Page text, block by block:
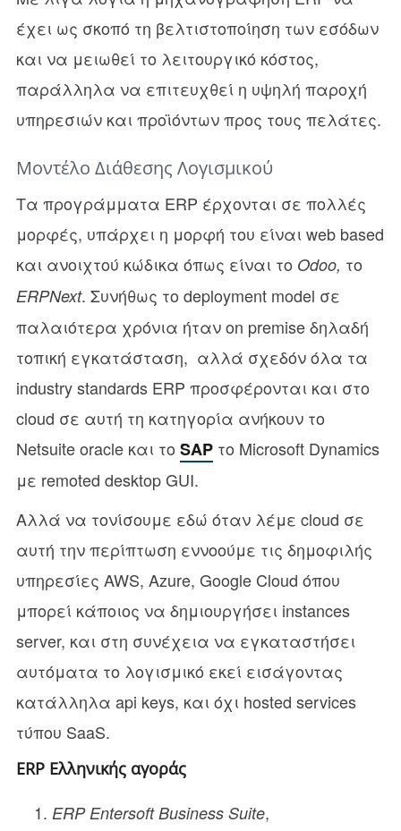
έχει ως σκοπό τη βελτιστοποίηση των εσόδων
και να μειωθεί το λειτουργικό κόστος,
παράλληλα να επιτευχθεί η υψηλή παροχή
υπηρεσιών και προϊόντων προς τους πελάτες.
Μοντέλο Διάθεσης Λογισμικού
Τα προγράμματα ERP έρχονται σε πολλές
μορφές, υπάρχει η μορφή του είναι web based
και ανοιχτού κώδικα όπως είναι το Odoo, το
ERPNext. Συνήθως το deployment model σε
παλαιότερα χρόνια ήταν on premise δηλαδή
τοπική εγκατάσταση, αλλά σχεδόν όλα τα
industry standards ERP προσφέρονται και στο
cloud σε αυτή τη κατηγορία ανήκουν το
Netsuite oracle και το SAPτο Microsoft Dynamics
με remoted desktop GUI.
Αλλά να τονίσουμε εδώ όταν λέμε cloud σε
αυτή την περίπτωση εννοούμε τις δημοφιλής
υπηρεσίες AWS, Azure, Google Cloud όπου
μπορεί κάποιος να δημιουργήσει instances
server, και στη συνέχεια να εγκαταστήσει
αυτόματα το λογισμικό εκεί εισάγοντας
κατάλληλα api keys, και όχι hosted services
τύπου SaaS.
ERP Ελληνικής αγοράς
ERP Entersoft Business Suite,